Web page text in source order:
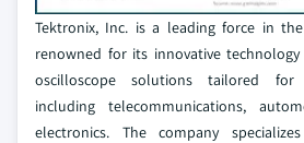
Tektronix, Inc. is a leading force in
renowned for its innovative
oscilloscope solutions tailored for
including telecommunications,
electronics. The company